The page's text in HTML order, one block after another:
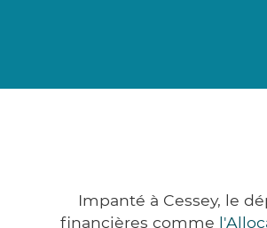
Impanté à Cessey, le
financières comme